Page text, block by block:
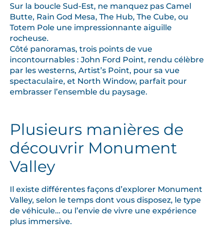
Sur la boucle Sud-Est, ne manquez pas Camel
Butte, Rain God Mesa, The Hub, The Cube, ou
Totem Pole une impressionnante aiguille
rocheuse.
Côté panoramas, trois points de vue
incontournables : John Ford Point, rendu célèbre
par les westerns, Artist’s Point, pour sa vue
spectaculaire, et North Window, parfait pour
embrasser l’ensemble du paysage.
Plusieurs manières de
découvrir Monument
Valley
Il existe différentes façons d’explorer Monument
Valley, selon le temps dont vous disposez, le type
de véhicule… ou l’envie de vivre une expérience
plus immersive.